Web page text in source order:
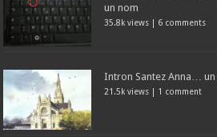
un nom
35.8k views | 6 comments
Intron Santez Anna…
21.5k views | 1 comment